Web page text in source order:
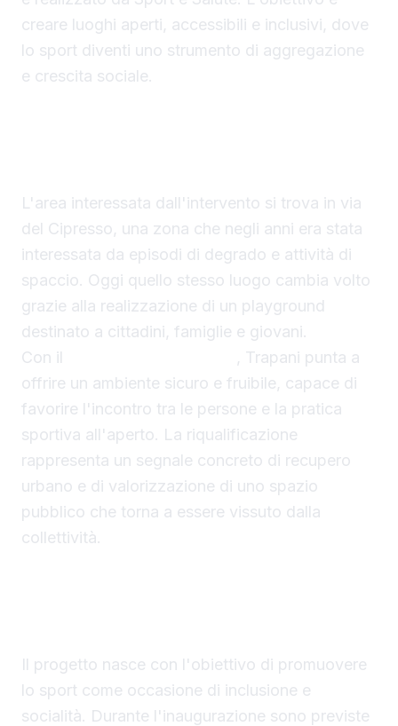
creare luoghi aperti, accessibili e inclusivi, dove
lo sport diventi uno strumento di aggregazione
e crescita sociale.
L'area interessata dall'intervento si trova in via
del Cipresso, una zona che negli anni era stata
interessata da episodi di degrado e attività di
spaccio. Oggi quello stesso luogo cambia volto
grazie alla realizzazione di un playground
destinato a cittadini, famiglie e giovani.
Con il
, Trapani punta a
offrire un ambiente sicuro e fruibile, capace di
favorire l'incontro tra le persone e la pratica
sportiva all'aperto. La riqualificazione
rappresenta un segnale concreto di recupero
urbano e di valorizzazione di uno spazio
pubblico che torna a essere vissuto dalla
collettività.
Il progetto nasce con l'obiettivo di promuovere
lo sport come occasione di inclusione e
socialità. Durante l'inaugurazione sono previste